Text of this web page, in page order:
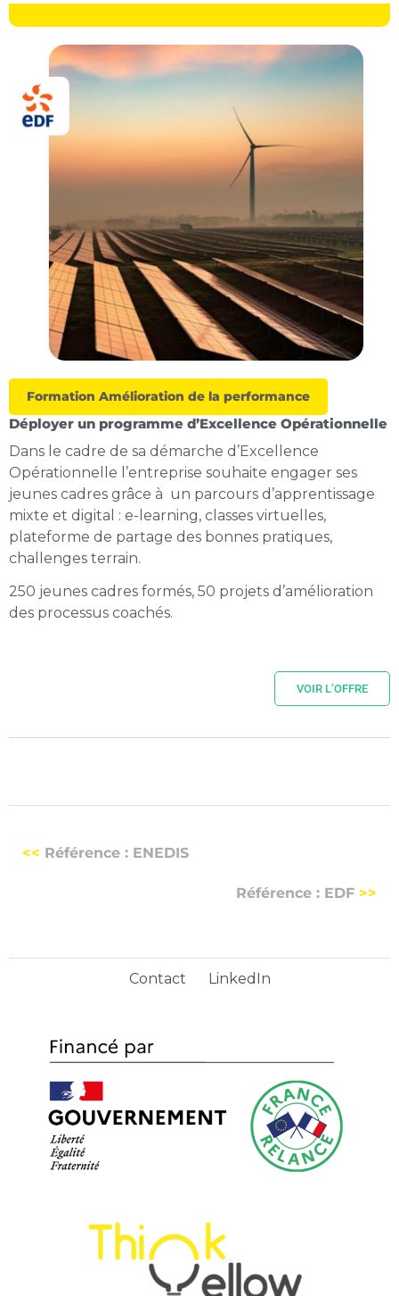
Formation Amélioration de la performance
Déployer un programme d’Excellence Opérationnelle
Dans le cadre de sa démarche d’Excellence
Opérationnelle l’entreprise souhaite engager ses
jeunes cadres grâce à un parcours d’apprentissage
mixte et digital : e-learning, classes virtuelles,
plateforme de partage des bonnes pratiques,
challenges terrain.
250 jeunes cadres formés, 50 projets d’amélioration
des processus coachés.
VOIR L’OFFRE
<< Référence : ENEDIS
Référence : EDF >>
Contact LinkedIn